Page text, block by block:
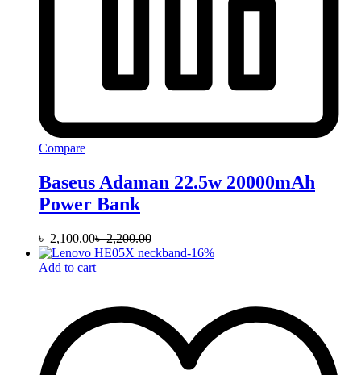
Compare
Baseus Adaman 22.5w 20000mAh
Power Bank
৳ 2,100.00৳2,200.00
-16%
Add to cart